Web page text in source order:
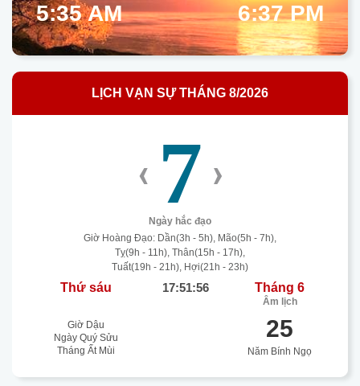
5:35 AM 6:37 PM
LỊCH VẠN SỰ THÁNG 8/2026
‹ 7 ›
Ngày hắc đạo
Giờ Hoàng Đạo: Dần(3h - 5h), Mão(5h - 7h),
Tỵ(9h - 11h), Thân(15h - 17h),
Tuất(19h - 21h), Hợi(21h - 23h)
Thứ sáu 17:51:56 Tháng 6
Âm lịch
Giờ Dậu
Ngày Quý Sửu
Tháng Ất Mùi
25
Năm Bính Ngọ